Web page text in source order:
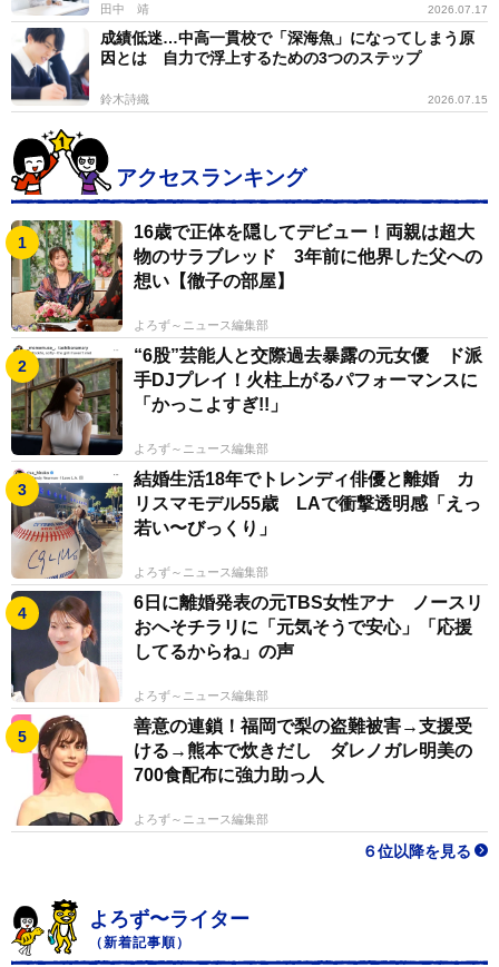
ら決めることになるだろう。志望校選びでも、結局は
「自分ごと」として考えられるかどうかが大事になって
くるのだと感じている。
◆橋本ひとみ（はしもと・ひとみ） 3児を育てるマ
マライター 2026年、長女が1度塾をやめるという回り
道を経て大学付属中学に進学。現在は長男が大手中学受
験塾で中高一貫校を目指して奮闘中。次男は中学受験は
せず公立へ進学予定と、3人3様の選択をする子どもたち
に日々翻弄されている。中学受験を支える親のリアルを
SNSで発信中。
田中 靖 2026.07.17
成績低迷…中高一貫校で「深海魚」になってしまう原
因とは 自力で浮上するための3つのステップ
鈴木詩織 2026.07.15
アクセスランキング
16歳で正体を隠してデビュー！両親は超大
物のサラブレッド 3年前に他界した父への
想い【徹子の部屋】
よろず～ニュース編集部
“6股”芸能人と交際過去暴露の元女優 ド派
手DJプレイ！火柱上がるパフォーマンスに
「かっこよすぎ!!」
よろず～ニュース編集部
結婚生活18年でトレンディ俳優と離婚 カ
リスマモデル55歳 LAで衝撃透明感「えっ
若い〜びっくり」
よろず～ニュース編集部
6日に離婚発表の元TBS女性アナ ノースリ
おへそチラリに「元気そうで安心」「応援
してるからね」の声
よろず～ニュース編集部
善意の連鎖！福岡で梨の盗難被害→支援受
ける→熊本で炊きだし ダレノガレ明美の
700食配布に強力助っ人
よろず～ニュース編集部
６位以降を見る
よろず〜ライター
（新着記事順）